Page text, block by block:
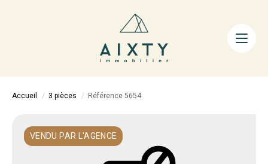
ACHETER
AIXTY & VOUS
Accueil 3 pièces Référence 5654
VENDU PAR L'AGENCE